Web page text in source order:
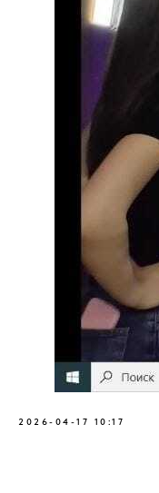
2026-04-17 10:17